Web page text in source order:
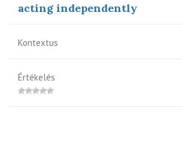
acting independently
Kontextus
Értékelés